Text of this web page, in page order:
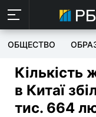
ОБЩЕСТВО
Кількість
в Китаї
тис. 664